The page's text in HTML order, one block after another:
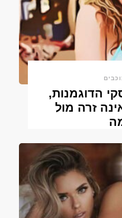
הדוגמנות,
זרה מול